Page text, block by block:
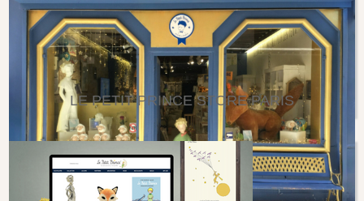
LE PETIT PRINCE STORE PARIS